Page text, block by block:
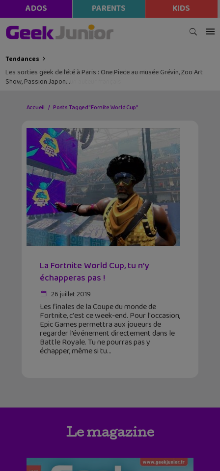
ADOS PARENTS KIDS
Tendances
Les sorties geek de l’été à Paris : One Piece au musée Grévin, Zoo Art
Show, Passion Japon…
Accueil Posts Tagged "Fornite World Cup"
La Fortnite World Cup, tu n’y
échapperas pas !
26 juillet 2019
Les finales de la Coupe du monde de
Fortnite, c'est ce week-end. Pour l'occasion,
Epic Games permettra aux joueurs de
regarder l’événement directement dans le
Battle Royale. Tu ne pourras pas y
échapper, même si tu
Le magazine